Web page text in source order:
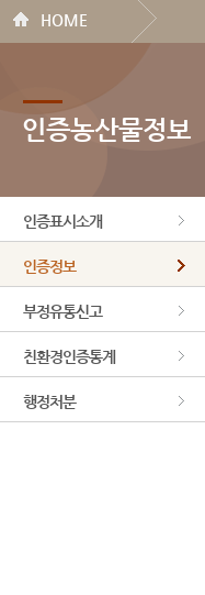
HOME
인증농산물정보
인증표시소개
인증정보
부정유통신고
친환경인증통계
행정처분